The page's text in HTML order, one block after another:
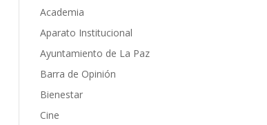
Academia
Aparato Institucional
Ayuntamiento de La Paz
Barra de Opinión
Bienestar
Cine